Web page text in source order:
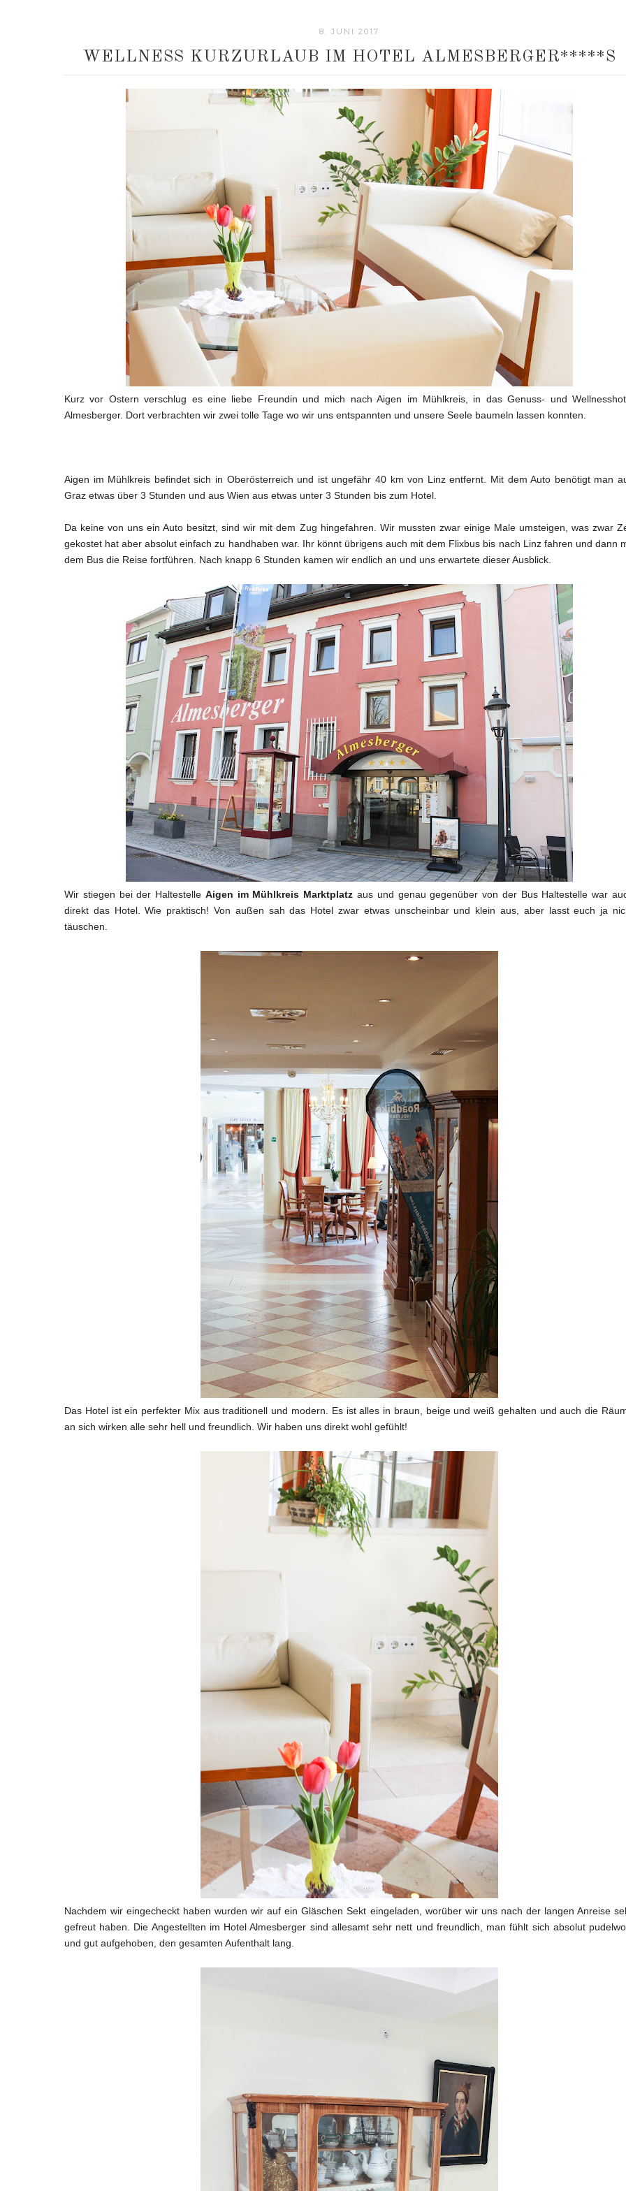
8. JUNI 2017
WELLNESS KURZURLAUB IM HOTEL ALMESBERGER*****S
Kurz vor Ostern verschlug es eine liebe Freundin und mich nach Aigen im Mühlkreis, in das Genuss- und
Almesberger. Dort verbrachten wir zwei tolle Tage wo wir uns entspannten und unsere Seele baumeln lassen konnten.
Aigen im Mühlkreis befindet sich in Oberösterreich und ist ungefähr 40 km von Linz entfernt. Mit dem Auto benötigt man
Graz etwas über 3 Stunden und aus Wien aus etwas unter 3 Stunden bis zum Hotel.
Da keine von uns ein Auto besitzt, sind wir mit dem Zug hingefahren. Wir mussten zwar einige Male umsteigen, was zwar
gekostet hat aber absolut einfach zu handhaben war. Ihr könnt übrigens auch mit dem Flixbus bis nach Linz fahren und dann
dem Bus die Reise fortführen. Nach knapp 6 Stunden kamen wir endlich an und uns erwartete dieser Ausblick.
Wir stiegen bei der Haltestelle Aigen im Mühlkreis Marktplatzaus und genau gegenüber von der Bus Haltestelle war
direkt das Hotel. Wie praktisch! Von außen sah das Hotel zwar etwas unscheinbar und klein aus, aber lasst euch ja
täuschen.
Das Hotel ist ein perfekter Mix aus traditionell und modern. Es ist alles in braun, beige und weiß gehalten und auch die
an sich wirken alle sehr hell und freundlich. Wir haben uns direkt wohl gefühlt!
Nachdem wir eingecheckt haben wurden wir auf ein Gläschen Sekt eingeladen, worüber wir uns nach der langen Anreise
gefreut haben. Die Angestellten im Hotel Almesberger sind allesamt sehr nett und freundlich, man fühlt sich absolut
und gut aufgehoben, den gesamten Aufenthalt lang.